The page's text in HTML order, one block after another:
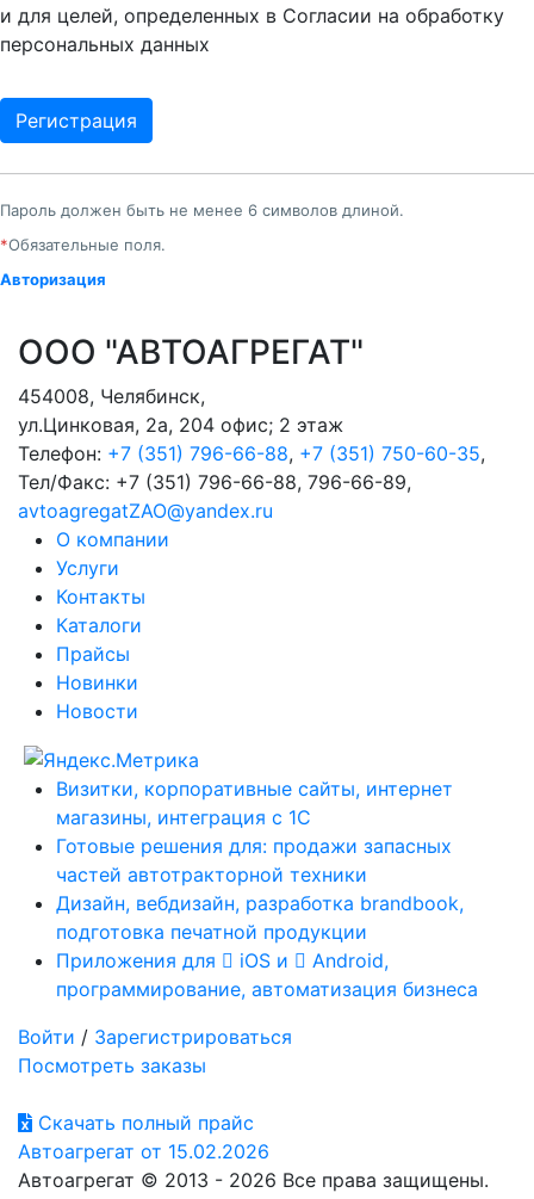
и для целей, определенных в Согласии на обработку
персональных данных
Пароль должен быть не менее 6 символов длиной.
*Обязательные поля.
Авторизация
ООО "АВТОАГРЕГАТ"
454008, Челябинск,
ул.Цинковая, 2а, 204 офис; 2 этаж
Телефон: +7 (351) 796-66-88, +7 (351) 750-60-35,
Тел/Факс: +7 (351) 796-66-88, 796-66-89,
avtoagregatZAO@yandex.ru
О компании
Услуги
Контакты
Каталоги
Прайсы
Новинки
Новости
Визитки, корпоративные сайты, интернет
магазины, интеграция с 1С
Готовые решения для: продажи запасных
частей автотракторной техники
Дизайн, вебдизайн, разработка brandbook,
подготовка печатной продукции
Приложения для
iOS и
Android,
программирование, автоматизация бизнеса
Войти / Зарегистрироваться
Посмотреть заказы
Скачать полный прайс
Автоагрегат от 15.02.2026
Автоагрегат © 2013 - 2026 Все права защищены.